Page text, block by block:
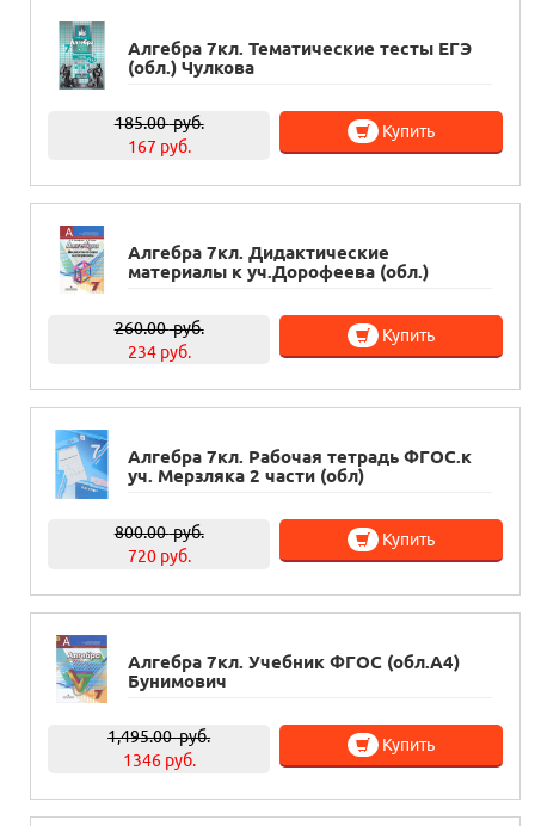
Алгебра 7кл. Тематические тесты ЕГЭ
(обл.) Чулкова
185.00руб.
167 руб.
Купить
Алгебра 7кл. Дидактические
материалы к уч.Дорофеева (обл.)
260.00руб.
234 руб.
Купить
Алгебра 7кл. Рабочая тетрадь ФГОС.к
уч. Мерзляка 2 части (обл)
800.00руб.
720 руб.
Купить
Алгебра 7кл. Учебник ФГОС (обл.А4)
Бунимович
1,495.00руб.
1346 руб.
Купить